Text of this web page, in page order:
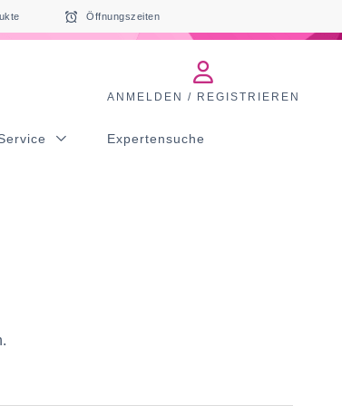
Öffnungszeiten
ANMELDEN / REGISTRIEREN
Expertensuche